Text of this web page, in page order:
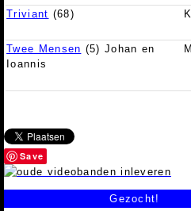
Triviant (68)
Twee Mensen (5) Johan en
Ioannis
Save
Gezocht!